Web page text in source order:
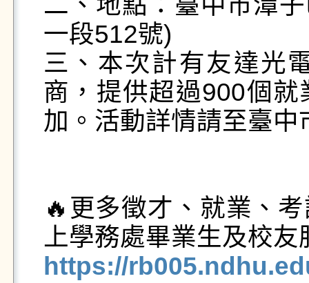
一段512號)
三、本次計有友達光
商，提供超過900個
加。活動詳情請至臺
🔥更多徵才、就業、
https://